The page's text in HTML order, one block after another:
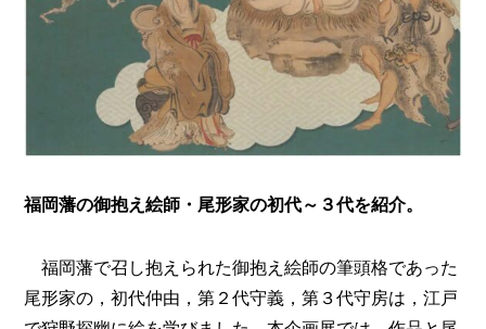
福岡藩の御抱え絵師・尾形家の初代～３代を紹介。
福岡藩で召し抱えられた御抱え絵師の筆頭格であった
尾形家の，初代仲由，第２代守義，第３代守房は，江戸